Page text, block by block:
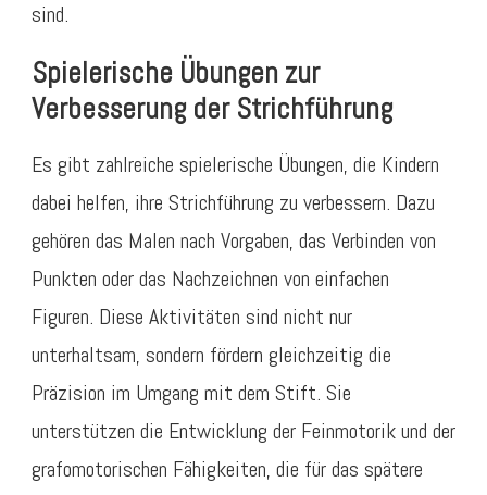
sind.
Spielerische Übungen zur
Verbesserung der Strichführung
Es gibt zahlreiche spielerische Übungen, die Kindern
dabei helfen, ihre Strichführung zu verbessern. Dazu
gehören das Malen nach Vorgaben, das Verbinden von
Punkten oder das Nachzeichnen von einfachen
Figuren. Diese Aktivitäten sind nicht nur
unterhaltsam, sondern fördern gleichzeitig die
Präzision im Umgang mit dem Stift. Sie
unterstützen die Entwicklung der Feinmotorik und der
grafomotorischen Fähigkeiten, die für das spätere